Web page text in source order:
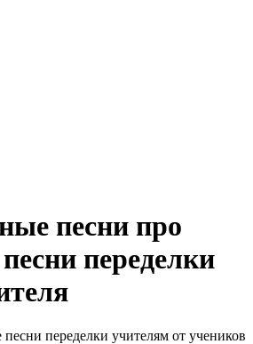
песни про
переделки
переделки учителям от учеников